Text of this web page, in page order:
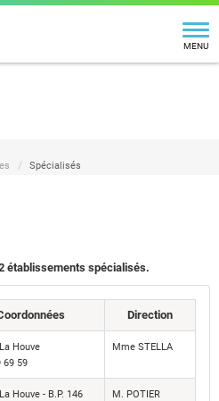
MENU
Spécialisés
établissements spécialisés.
Direction
Houve
69 59
Mme STELLA
Houve - B.P. 146
M. POTIER